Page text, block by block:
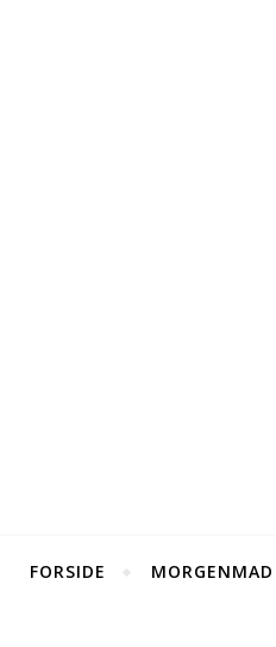
FORSIDE MORGENMAD